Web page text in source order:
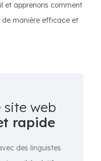
et apprenons comment
de manière efficace et
site web
rapide
des linguistes